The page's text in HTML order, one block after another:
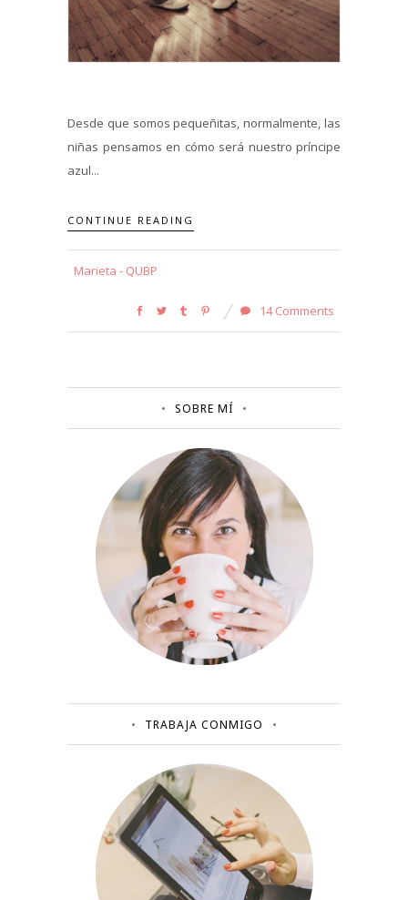
Desde que somos pequeñitas, normalmente, las
niñas pensamos en cómo será nuestro príncipe
azul...
CONTINUE READING
Marieta - QUBP
14 Comments
SOBRE MÍ
TRABAJA CONMIGO